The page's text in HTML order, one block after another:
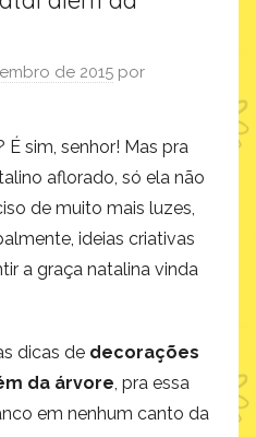
de 2015 por
sim, senhor! Mas pra
aflorado, só ela não
de muito mais luzes,
ideias criativas
a graça natalina vinda
dicas de decorações
da árvore , pra essa
em nenhum canto da